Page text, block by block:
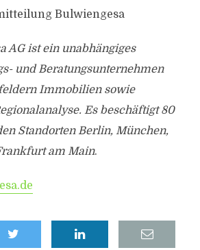
Bulwiengesa
AG ist ein unabhängiges
und Beratungsunternehmen
Immobilien sowie
Es beschäftigt 80
Standorten Berlin, München,
am Main.